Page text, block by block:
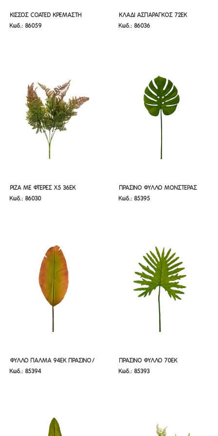
ΚΙΣΣΟΣ COATED ΚΡΕΜΑΣΤΗ
ΠΡΑΣΙΝΑΔΑ 120ΕΚ
ΚΙΣΣΟΣ COATED ΚΡΕΜΑΣΤΗ
ΠΡΑΣΙΝΑΔΑ 120ΕΚ
Κωδ.: 86059
ΚΛΑΔΙ ΑΣΠΑΡΑΓΚΟΣ 72EK
ΚΛΑΔΙ ΑΣΠΑΡΑΓΚΟΣ 72EK
Κωδ.: 86036
ΡΙΖΑ ΜΕ ΦΤΕΡΕΣ X5 36EK
ΡΙΖΑ ΜΕ ΦΤΕΡΕΣ X5 36EK
Κωδ.: 86030
ΠΡΑΣΙΝΟ ΦΥΛΛΟ ΜΟΝΣΤΕΡΑΣ
55ΕΚ
ΠΡΑΣΙΝΟ ΦΥΛΛΟ ΜΟΝΣΤΕΡΑΣ
55ΕΚ
Κωδ.: 85395
ΦΥΛΛΟ ΠΑΛΜΑ 94ΕΚ ΠΡΑΣΙΝΟ/
ΚΑΦΕ
ΦΥΛΛΟ ΠΑΛΜΑ 94ΕΚ ΠΡΑΣΙΝΟ/
ΚΑΦΕ
Κωδ.: 85394
ΠΡΑΣΙΝΟ ΦΥΛΛΟ 70ΕΚ
ΦΥΛΛΟΔΕΝΤΡΟ
ΠΡΑΣΙΝΟ ΦΥΛΛΟ 70ΕΚ
ΦΥΛΛΟΔΕΝΤΡΟ
Κωδ.: 85393